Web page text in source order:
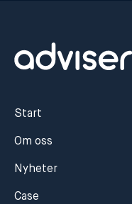
Start
Om oss
Nyheter
Case